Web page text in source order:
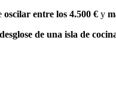
oscilar entre los 4.500 € y
desglose de una isla de